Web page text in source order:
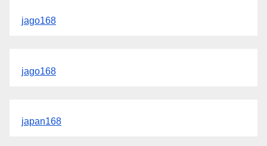
jago168
jago168
japan168